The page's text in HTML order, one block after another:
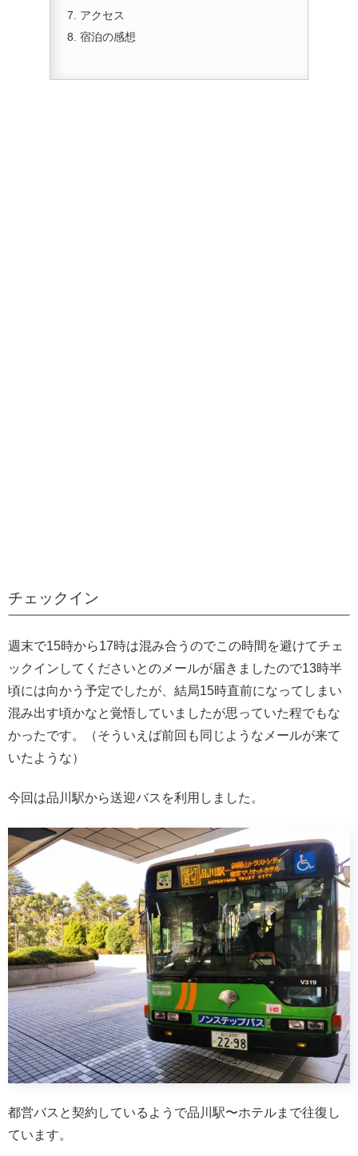
アクセス
宿泊の感想
チェックイン
週末で15時から17時は混み合うのでこの時間を避けてチェ
ックインしてくださいとのメールが届きましたので13時半
頃には向かう予定でしたが、結局15時直前になってしまい
混み出す頃かなと覚悟していましたが思っていた程でもな
かったです。（そういえば前回も同じようなメールが来て
いたような）
今回は品川駅から送迎バスを利用しました。
都営バスと契約しているようで品川駅〜ホテルまで往復し
ています。